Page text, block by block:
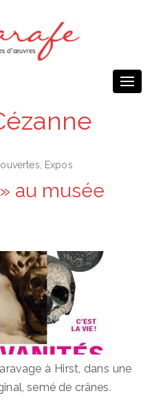
Expos
au musée
à Hirst, dans une
semé de crânes.